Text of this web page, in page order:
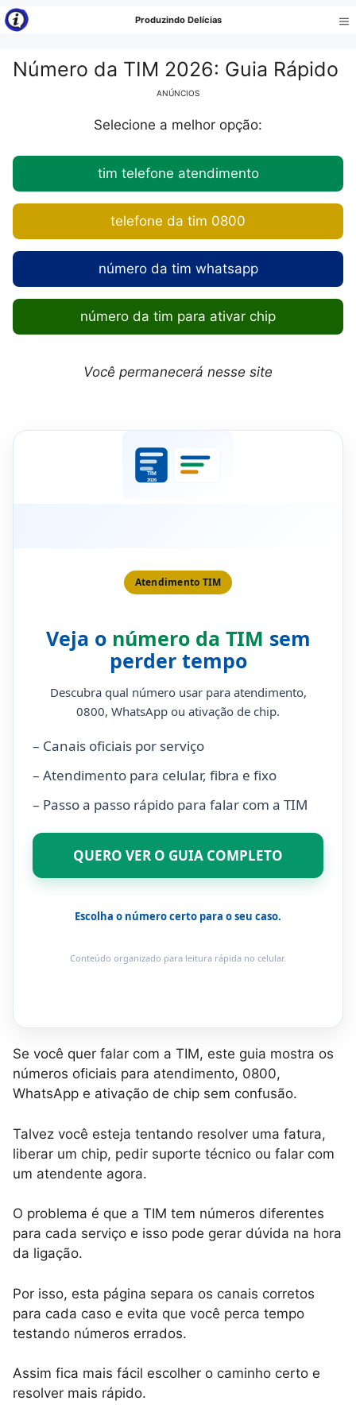
Pular
para
conteúdo
Produzindo Delícias
Número da TIM 2026: Guia Rápido
ANÚNCIOS
Selecione a melhor opção:
tim telefone atendimento
telefone da tim 0800
número da tim whatsapp
número da tim para ativar chip
Você permanecerá nesse site
Atendimento TIM
Veja o número da TIM sem
perder tempo
Descubra qual número usar para atendimento,
0800, WhatsApp ou ativação de chip.
– Canais oficiais por serviço
– Atendimento para celular, fibra e fixo
– Passo a passo rápido para falar com a TIM
QUERO VER O GUIA COMPLETO
Escolha o número certo para o seu caso.
Conteúdo organizado para leitura rápida no celular.
Se você quer falar com a TIM, este guia mostra os
números oficiais para atendimento, 0800,
WhatsApp e ativação de chip sem confusão.
Talvez você esteja tentando resolver uma fatura,
liberar um chip, pedir suporte técnico ou falar com
um atendente agora.
O problema é que a TIM tem números diferentes
para cada serviço e isso pode gerar dúvida na hora
da ligação.
Por isso, esta página separa os canais corretos
para cada caso e evita que você perca tempo
testando números errados.
Assim fica mais fácil escolher o caminho certo e
resolver mais rápido.